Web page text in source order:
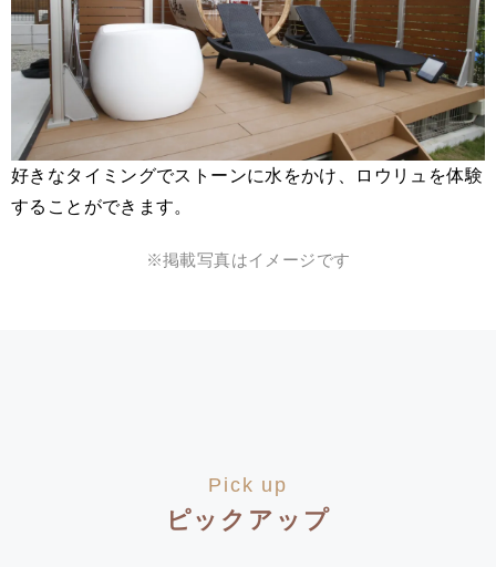
好きなタイミングでストーンに水をかけ、ロウリュを体験
することができます。
※掲載写真はイメージです
Pick up
ピックアップ